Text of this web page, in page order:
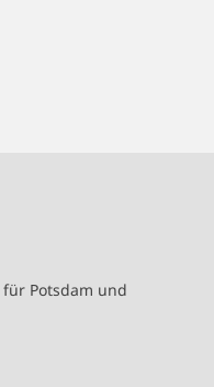
für Potsdam und